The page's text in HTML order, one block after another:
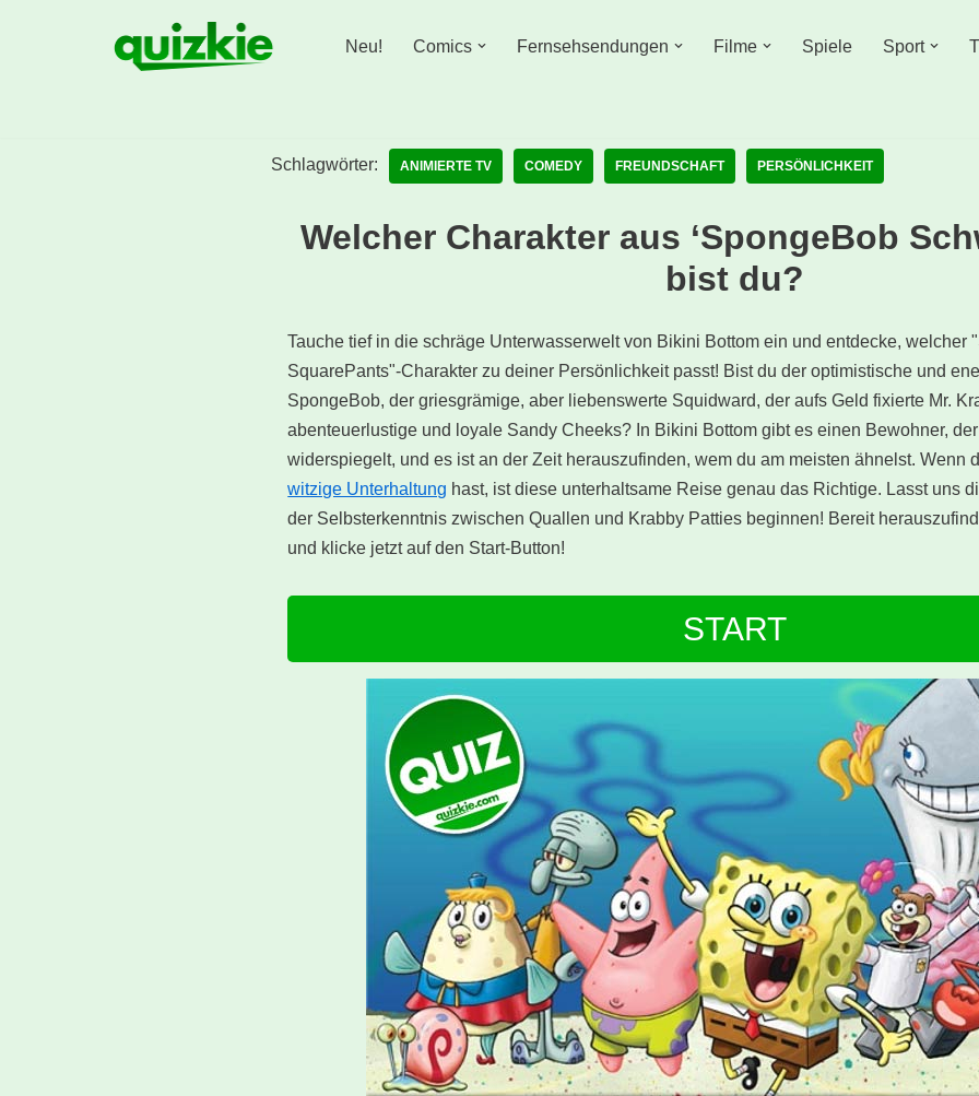
Neu! Comics Fernsehsendungen Filme Spiele Sport
Schlagwörter: ANIMIERTE TV COMEDY FREUNDSCHAFT PERSÖNLICHKEIT
Welcher Charakter aus ‘SpongeBob
bist du?
Tauche tief in die schräge Unterwasserwelt von Bikini Bottom ein und entdecke, welcher
SquarePants"-Charakter zu deiner Persönlichkeit passt! Bist du der optimistische und
SpongeBob, der griesgrämige, aber liebenswerte Squidward, der aufs Geld fixierte Mr.
abenteuerlustige und loyale Sandy Cheeks? In Bikini Bottom gibt es einen Bewohner,
widerspiegelt, und es ist an der Zeit herauszufinden, wem du am meisten ähnelst. Wenn
witzige Unterhaltung hast, ist diese unterhaltsame Reise genau das Richtige. Lasst uns
der Selbsterkenntnis zwischen Quallen und Krabby Patties beginnen! Bereit
und klicke jetzt auf den Start-Button!
START